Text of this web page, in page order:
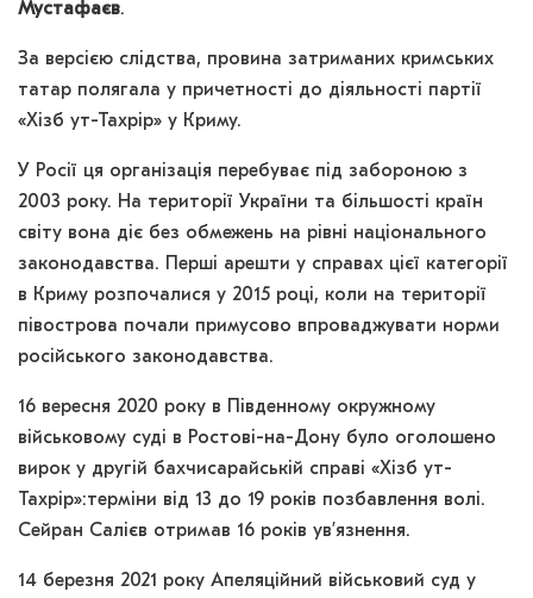
Мустафаєв.
За версією слідства, провина затриманих кримських
татар полягала у причетності до діяльності партії
«Хізб ут-Тахрір» у Криму.
У Росії ця організація перебуває під забороною з
2003 року. На території України та більшості країн
світу вона діє без обмежень на рівні національного
законодавства. Перші арешти у справах цієї категорії
в Криму розпочалися у 2015 році, коли на території
півострова почали примусово впроваджувати норми
російського законодавства.
16 вересня 2020 року в Південному окружному
військовому суді в Ростові-на-Дону було оголошено
вирок у другій бахчисарайській справі «Хізб ут-
Тахрір»:терміни від 13 до 19 років позбавлення волі.
Сейран Салієв отримав 16 років ув’язнення.
14 березня 2021 року Апеляційний військовий суд у